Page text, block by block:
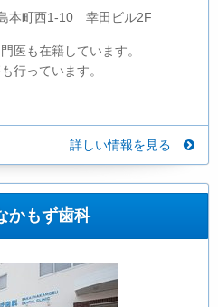
本町西1-10 幸田ビル2F
医も在籍しています。
行っています。
詳しい情報を見る
かもず歯科